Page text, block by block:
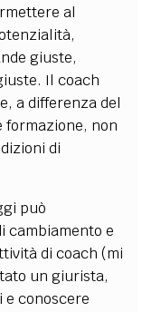
al
giuste,
Il coach
a differenza del
non
di
può
cambiamento e
di coach (mi
un giurista,
e conoscere